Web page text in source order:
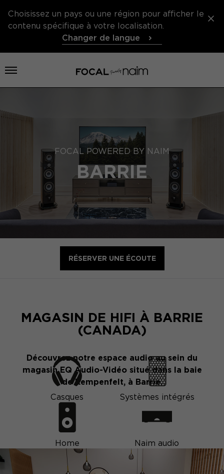
Choisissez un pays ou une région pour afficher le
contenu spécifique à votre localisation.
Changer de langue
Ouvrir le menu
FOCAL POWERED BY NAIM
BARRIE
RÉSERVER UNE ÉCOUTE
MAGASIN DE HIFI À BARRIE
(CANADA)
Découvrez notre espace audio au sein du
magasin EQ Audio-Vidéo situé dans la baie
de Kempenfelt, à Barrie.
Casques
Systèmes intégrés
Home Naim audio